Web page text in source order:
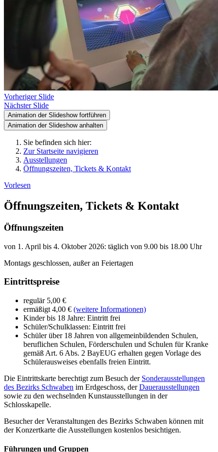
Vorheriger Slide
Nächster Slide
Animation der Slideshow fortführen
Animation der Slideshow anhalten
Sie befinden sich hier:
Zur Startseite navigieren
Ausstellungen
Öffnungszeiten, Tickets & Kontakt
Vorlesen
Öffnungszeiten, Tickets & Kontakt
Öffnungszeiten
von 1. April bis 4. Oktober 2026: täglich von 9.00 bis 18.00 Uhr
Montags geschlossen, außer an Feiertagen
Eintrittspreise
regulär 5,00 €
ermäßigt 4,00 € (weitere Informationen)
Kinder bis 18 Jahre: Eintritt frei
Schüler/Schulklassen: Eintritt frei
Schüler über 18 Jahren von allgemeinbildenden Schulen,
beruflichen Schulen, Förderschulen und Schulen für Kranke
gemäß Art. 6 Abs. 2 BayEUG erhalten gegen Vorlage des
Schülerausweises ebenfalls freien Eintritt.
Die Eintrittskarte berechtigt zum Besuch der Sonderausstellungen
des Bezirks Schwaben im Erdgeschoss, derDauerausstellungen
sowie zu den wechselnden Kunstausstellungen in der
Schlosskapelle.
Besucher der Veranstaltungen des Bezirks Schwaben können mit
der Konzertkarte die Ausstellungen kostenlos besichtigen.
Führungen und Gruppen